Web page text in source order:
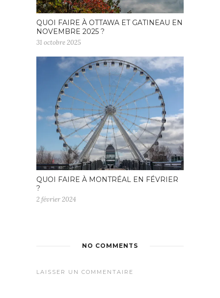
QUOI FAIRE À OTTAWA ET GATINEAU EN
NOVEMBRE 2025 ?
31 octobre 2025
QUOI FAIRE À MONTRÉAL EN FÉVRIER
?
2 février 2024
NO COMMENTS
LAISSER UN COMMENTAIRE